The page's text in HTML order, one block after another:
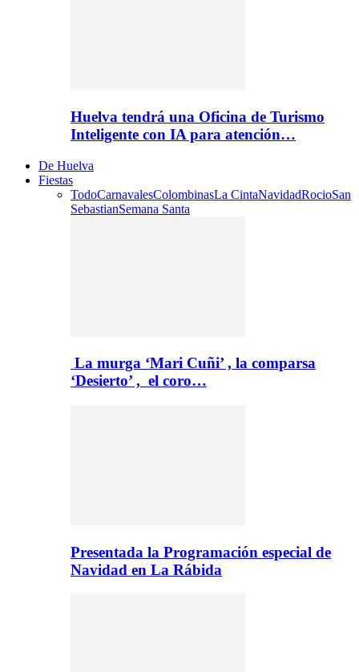
Huelva tendrá una Oficina de Turismo
Inteligente con IA para atención…
De Huelva
Fiestas
TodoCarnavalesColombinasLa CintaNavidadRocioSan
SebastianSemana Santa
La murga ‘Mari Cuñi’ , la comparsa
‘Desierto’ , el coro…
Presentada la Programación especial de
Navidad en La Rábida